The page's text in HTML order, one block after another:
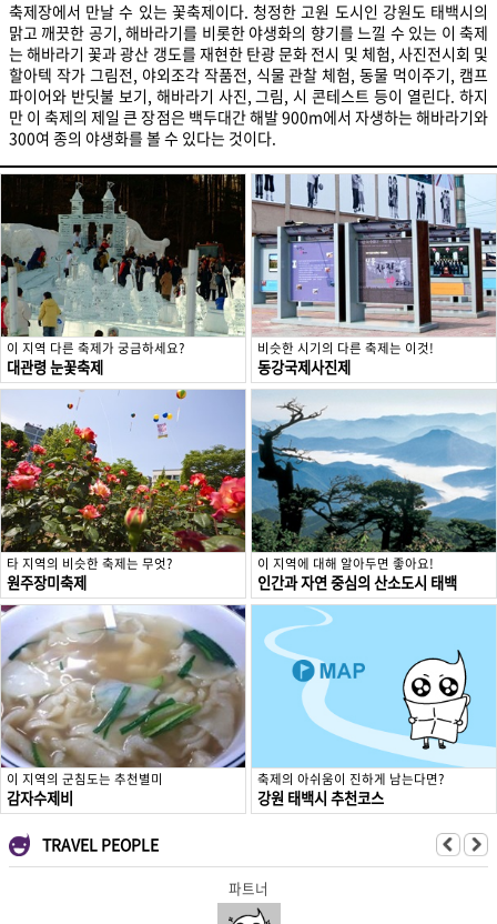
축제장에서 만날 수 있는 꽃축제이다. 청정한 고원 도시인 강원도 태백시의
맑고 깨끗한 공기, 해바라기를 비롯한 야생화의 향기를 느낄 수 있는 이 축제
는 해바라기 꽃과 광산 갱도를 재현한 탄광 문화 전시 및 체험, 사진전시회 및
할아텍 작가 그림전, 야외조각 작품전, 식물 관찰 체험, 동물 먹이주기, 캠프
파이어와 반딧불 보기, 해바라기 사진, 그림, 시 콘테스트 등이 열린다. 하지
만 이 축제의 제일 큰 장점은 백두대간 해발 900m에서 자생하는 해바라기와
300여 종의 야생화를 볼 수 있다는 것이다.
이 지역 다른 축제가 궁금하세요?
대관령 눈꽃축제
비슷한 시기의 다른 축제는 이것!
동강국제사진제
타 지역의 비슷한 축제는 무엇?
원주장미축제
이 지역에 대해 알아두면 좋아요!
인간과 자연 중심의 산소도시 태백
이 지역의 군침도는 추천별미
감자수제비
축제의 아쉬움이 진하게 남는다면?
강원 태백시 추천코스
TRAVEL PEOPLE
파트너